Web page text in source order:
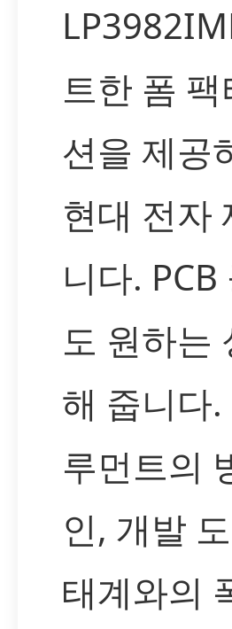
트한 폼
션을 제공
현대 전자
니다.
도 원하는
해 줍니다
루먼트의
인, 개발
태계와의